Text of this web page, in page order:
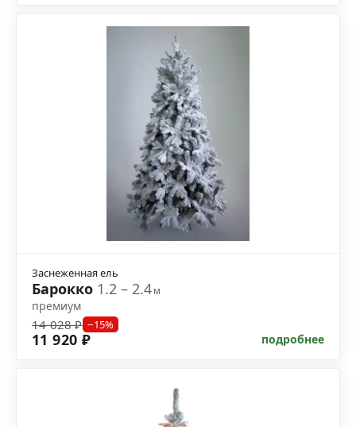
Заснеженная ель
Барокко 1.2 – 2.4м
премиум
14 028 ₽ −15%
11 920 ₽ подробнее